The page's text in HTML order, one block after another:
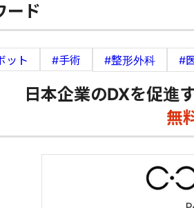
ード
ット #手術 #整形外科 #
日本企業のDXを促進
無